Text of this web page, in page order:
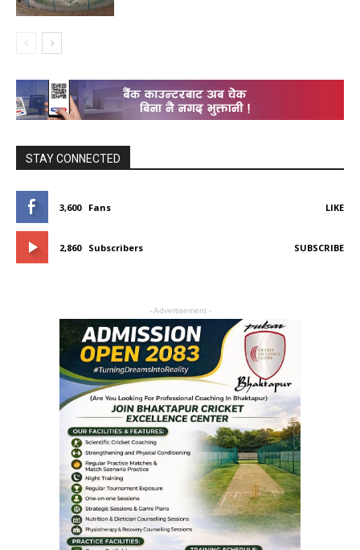
STAY CONNECTED
3,600 Fans LIKE
2,860 Subscribers SUBSCRIBE
- Advertisement -